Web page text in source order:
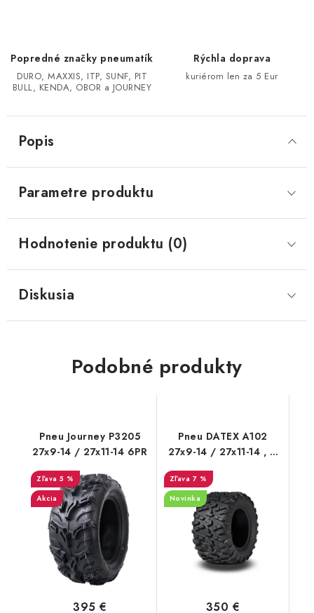
POLARIS SPORTSMAN RZR 1000
LINHAI 400/500/M550/650
Podmienky ochrany osobných údajov
Všeobecné obchodné podmienky
Reklamačný poriadok - formulár
Kontakt
Popredné značky pneumatík
DURO, MAXXIS, ITP, SUNF, PIT
BULL, KENDA, OBOR a JOURNEY
Rýchla doprava
kuriérom len za 5 Eur
Popis
Parametre produktu
Hodnotenie produktu (0)
Diskusia
Podobné produkty
Pneu Journey P3205
27x9-14 / 27x11-14 6PR
5 %
Akcia
395 €
Pneu DATEX A102
27x9-14 / 27x11-14 , 6
PR Power Grip Duro
7 %
Novinka
350 €